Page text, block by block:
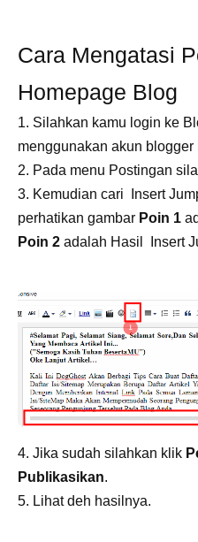
Cara Mengatasi
Homepage Blog
1. Silahkan kamu login ke
menggunakan akun blogger
2. Pada menu Postingan
3. Kemudian cari Insert
perhatikan gambar Poin 1
Poin 2 adalah Hasil Insert
4. Jika sudah silahkan klik
Publikasikan.
5. Lihat deh hasilnya.